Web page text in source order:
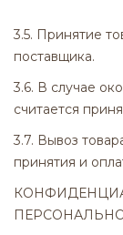
3.5. Принятие
поставщика.
3.6. В случае
считается
3.7. Вывоз
принятия и